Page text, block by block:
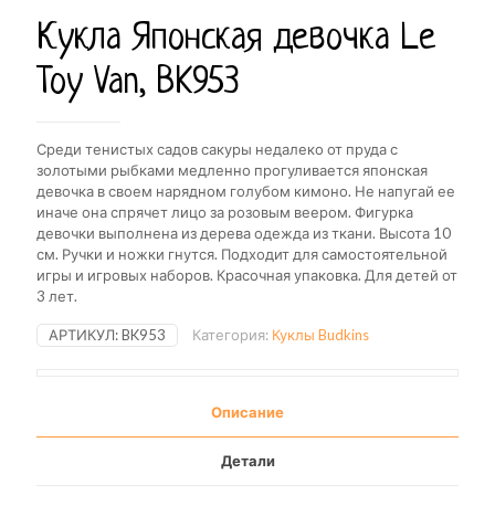
Кукла Японская девочка Le
Toy Van, BK953
Среди тенистых садов сакуры недалеко от пруда с
золотыми рыбками медленно прогуливается японская
девочка в своем нарядном голубом кимоно. Не напугай ее
иначе она спрячет лицо за розовым веером. Фигурка
девочки выполнена из дерева одежда из ткани. Высота 10
см. Ручки и ножки гнутся. Подходит для самостоятельной
игры и игровых наборов. Красочная упаковка. Для детей от
3 лет.
АРТИКУЛ:BK953 Категория: Куклы Budkins
Описание
Детали